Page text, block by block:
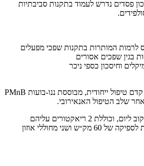
פסדים נדרש לעמוד בתקנות סביבתיות
לרמות המותרות בתקנות שפכי מפעלים
בגין שפכים אסורים
וחיסכון כספי ניכר
הקמנו עבור המכון מערכת קדם טיפול ייחודית, מבוססת ננו-בועות PMnB
שלב הטיפול האנאירובי.
המערכת מטפלת ב כ 300 קוב ליום, וכוללת 2 ריאקטורים עליהם
מותקנות 2 יחידות ננו-בועות לספיקה של 60 מק״ש ושני מחוללי אוזון